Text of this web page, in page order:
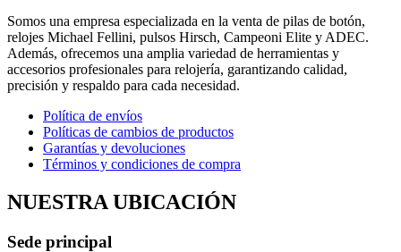
Somos una empresa especializada en la venta de pilas de botón,
relojes Michael Fellini, pulsos Hirsch, Campeoni Elite y ADEC.
Además, ofrecemos una amplia variedad de herramientas y
accesorios profesionales para relojería, garantizando calidad,
precisión y respaldo para cada necesidad.
Política de envíos
Políticas de cambios de productos
Garantías y devoluciones
Términos y condiciones de compra
NUESTRA UBICACIÓN
Sede principal